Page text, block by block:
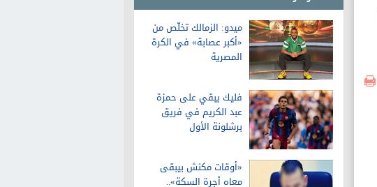
ميدو: الزمالك تخلّص من
«أكبر عصابة» في الكرة
المصرية
فليك يبقي على حمزة
عبد الكريم في فريق
برشلونة الأول
«أوقات مكنش بيبقى
معاه أجرة السكة»..